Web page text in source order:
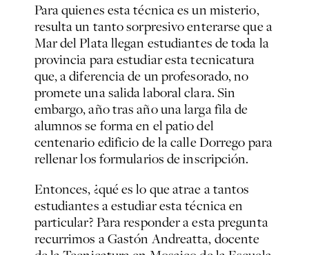
Para quienes esta técnica es un misterio,
resulta un tanto sorpresivo enterarse que a
Mar del Plata llegan estudiantes de toda la
provincia para estudiar esta tecnicatura
que, a diferencia de un profesorado, no
promete una salida laboral clara. Sin
embargo, año tras año una larga fila de
alumnos se forma en el patio del
centenario edificio de la calle Dorrego para
rellenar los formularios de inscripción.
Entonces, ¿qué es lo que atrae a tantos
estudiantes a estudiar esta técnica en
particular? Para responder a esta pregunta
recurrimos a Gastón Andreatta, docente